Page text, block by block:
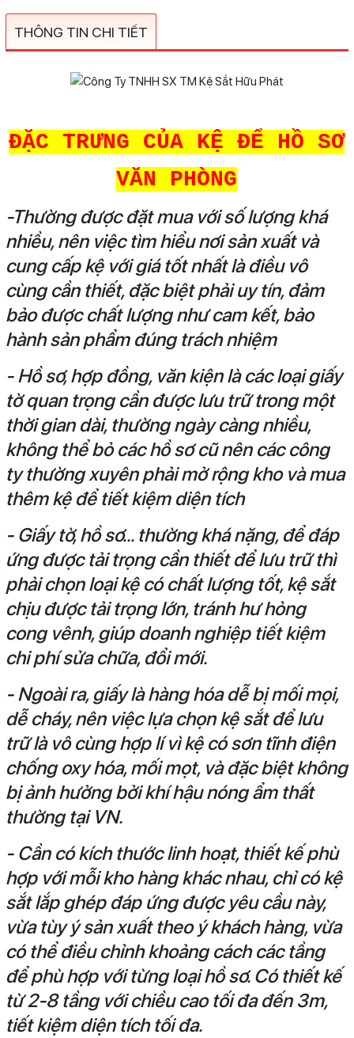
THÔNG TIN CHI TIẾT
ĐẶC TRƯNG CỦA KỆ ĐỂ HỒ SƠ
VĂN PHÒNG
-Thường được đặt mua với số lượng khá
nhiều, nên việc tìm hiểu nơi sản xuất và
cung cấp kệ với giá tốt nhất là điều vô
cùng cần thiết, đặc biệt phải uy tín, đảm
bảo được chất lượng như cam kết, bảo
hành sản phẩm đúng trách nhiệm
- Hồ sơ, hợp đồng, văn kiện là các loại giấy
tờ quan trọng cần được lưu trữ trong một
thời gian dài, thường ngày càng nhiều,
không thể bỏ các hồ sơ cũ nên các công
ty thường xuyên phải mở rộng kho và mua
thêm kệ để tiết kiệm diện tích
- Giấy tờ, hồ sơ... thường khá nặng, để đáp
ứng được tải trọng cần thiết để lưu trữ thì
phải chọn loại kệ có chất lượng tốt, kệ sắt
chịu được tải trọng lớn, tránh hư hỏng
cong vênh, giúp doanh nghiệp tiết kiệm
chi phí sửa chữa, đổi mới.
- Ngoài ra, giấy là hàng hóa dễ bị mối mọi,
dễ cháy, nên việc lựa chọn kệ sắt để lưu
trữ là vô cùng hợp lí vì kệ có sơn tĩnh điện
chống oxy hóa, mối mọt, và đặc biệt không
bị ảnh hưởng bởi khí hậu nóng ẩm thất
thường tại VN.
- Cần có kích thước linh hoạt, thiết kế phù
hợp với mỗi kho hàng khác nhau, chỉ có kệ
sắt lắp ghép đáp ứng được yêu cầu này,
vừa tùy ý sản xuất theo ý khách hàng, vừa
có thể điều chỉnh khoảng cách các tầng
để phù hợp với từng loại hồ sơ. Có thiết kế
từ 2-8 tầng với chiều cao tối đa đến 3m,
tiết kiệm diện tích tối đa.